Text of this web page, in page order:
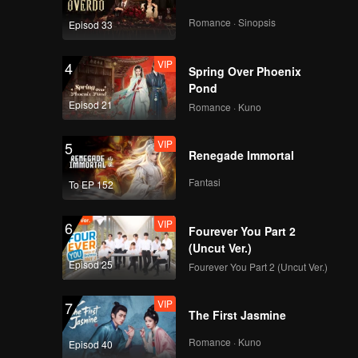
Episod 33 Romance · Sinopsis
4
Episod 21
VIP
Spring Over Phoenix
Pond
Romance · Kuno
5
To EP 152
VIP
Renegade Immortal
Fantasi
6
Episod 25
VIP
Fourever You Part 2
(Uncut Ver.)
Fourever You Part 2 (Uncut Ver.)
7
Episod 40
VIP
The First Jasmine
Romance · Kuno